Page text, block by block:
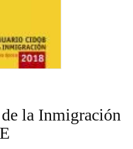
la Inmigración